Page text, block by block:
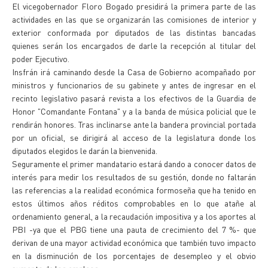
El vicegobernador Floro Bogado presidirá la primera parte de las
actividades en las que se organizarán las comisiones de interior y
exterior conformada por diputados de las distintas bancadas
quienes serán los encargados de darle la recepción al titular del
poder Ejecutivo.
Insfrán irá caminando desde la Casa de Gobierno acompañado por
ministros y funcionarios de su gabinete y antes de ingresar en el
recinto legislativo pasará revista a los efectivos de la Guardia de
Honor "Comandante Fontana" y a la banda de música policial que le
rendirán honores. Tras inclinarse ante la bandera provincial portada
por un oficial, se dirigirá al acceso de la legislatura donde los
diputados elegidos le darán la bienvenida.
Seguramente el primer mandatario estará dando a conocer datos de
interés para medir los resultados de su gestión, donde no faltarán
las referencias a la realidad económica formoseña que ha tenido en
estos últimos años réditos comprobables en lo que atañe al
ordenamiento general, a la recaudación impositiva y a los aportes al
PBI -ya que el PBG tiene una pauta de crecimiento del 7 %- que
derivan de una mayor actividad económica que también tuvo impacto
en la disminución de los porcentajes de desempleo y el obvio